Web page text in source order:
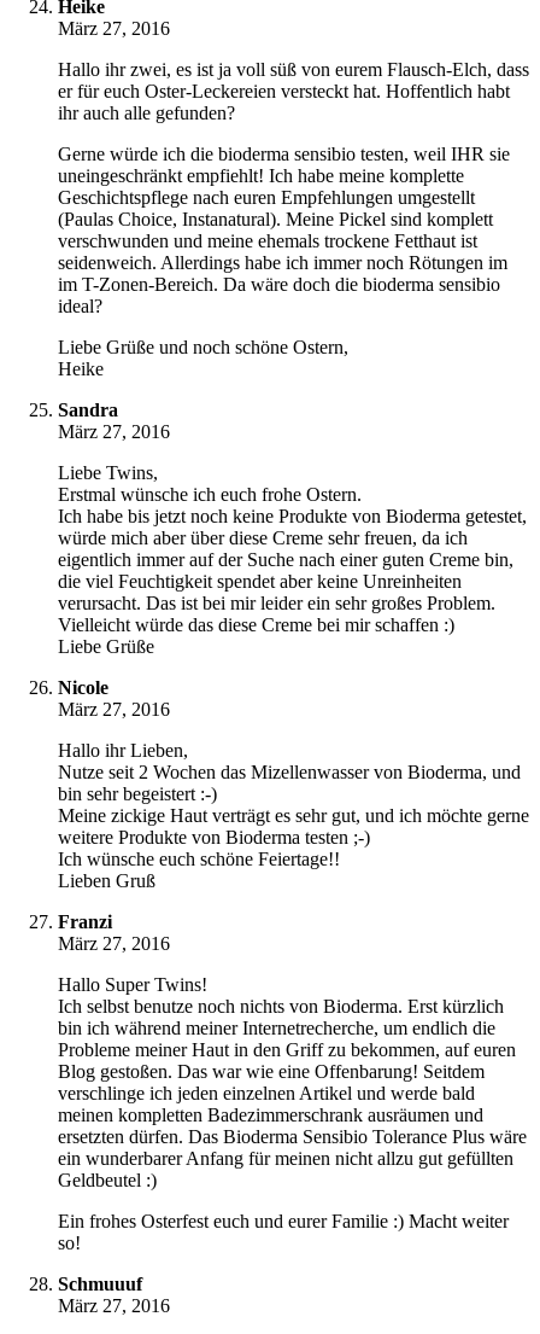
Heike
März 27, 2016
Hallo ihr zwei, es ist ja voll süß von eurem Flausch-Elch, dass
er für euch Oster-Leckereien versteckt hat. Hoffentlich habt
ihr auch alle gefunden?
Gerne würde ich die bioderma sensibio testen, weil IHR sie
uneingeschränkt empfiehlt! Ich habe meine komplette
Geschichtspflege nach euren Empfehlungen umgestellt
(Paulas Choice, Instanatural). Meine Pickel sind komplett
verschwunden und meine ehemals trockene Fetthaut ist
seidenweich. Allerdings habe ich immer noch Rötungen im
im T-Zonen-Bereich. Da wäre doch die bioderma sensibio
ideal?
Liebe Grüße und noch schöne Ostern,
Heike
Sandra
März 27, 2016
Liebe Twins,
Erstmal wünsche ich euch frohe Ostern.
Ich habe bis jetzt noch keine Produkte von Bioderma getestet,
würde mich aber über diese Creme sehr freuen, da ich
eigentlich immer auf der Suche nach einer guten Creme bin,
die viel Feuchtigkeit spendet aber keine Unreinheiten
verursacht. Das ist bei mir leider ein sehr großes Problem.
Vielleicht würde das diese Creme bei mir schaffen :)
Liebe Grüße
Nicole
März 27, 2016
Hallo ihr Lieben,
Nutze seit 2 Wochen das Mizellenwasser von Bioderma, und
bin sehr begeistert :-)
Meine zickige Haut verträgt es sehr gut, und ich möchte gerne
weitere Produkte von Bioderma testen ;-)
Ich wünsche euch schöne Feiertage!!
Lieben Gruß
Franzi
März 27, 2016
Hallo Super Twins!
Ich selbst benutze noch nichts von Bioderma. Erst kürzlich
bin ich während meiner Internetrecherche, um endlich die
Probleme meiner Haut in den Griff zu bekommen, auf euren
Blog gestoßen. Das war wie eine Offenbarung! Seitdem
verschlinge ich jeden einzelnen Artikel und werde bald
meinen kompletten Badezimmerschrank ausräumen und
ersetzten dürfen. Das Bioderma Sensibio Tolerance Plus wäre
ein wunderbarer Anfang für meinen nicht allzu gut gefüllten
Geldbeutel :)
Ein frohes Osterfest euch und eurer Familie :) Macht weiter
so!
Schmuuuf
März 27, 2016